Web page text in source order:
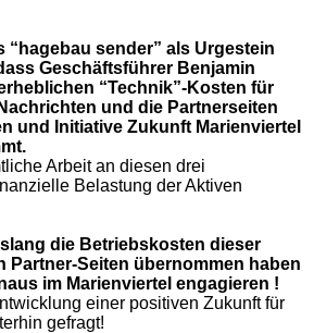
“hagebau sender” als Urgestein
Geschäftsführer Benjamin
“Technik”-Kosten für
und die Partnerseiten
und Initiative Zukunft Marienviertel
Arbeit an diesen drei
Belastung der Aktiven
die Betriebskosten dieser
Partner-Seiten übernommen haben
im Marienviertel engagieren !
einer positiven Zukunft für
gefragt!